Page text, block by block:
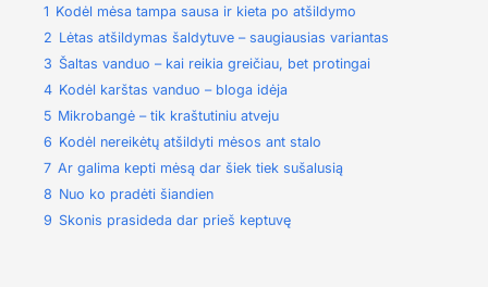
1 Kodėl mėsa tampa sausa ir kieta po atšildymo
2 Lėtas atšildymas šaldytuve – saugiausias variantas
3 Šaltas vanduo – kai reikia greičiau, bet protingai
4 Kodėl karštas vanduo – bloga idėja
5 Mikrobangė – tik kraštutiniu atveju
6 Kodėl nereikėtų atšildyti mėsos ant stalo
7 Ar galima kepti mėsą dar šiek tiek sušalusią
8 Nuo ko pradėti šiandien
9 Skonis prasideda dar prieš keptuvę